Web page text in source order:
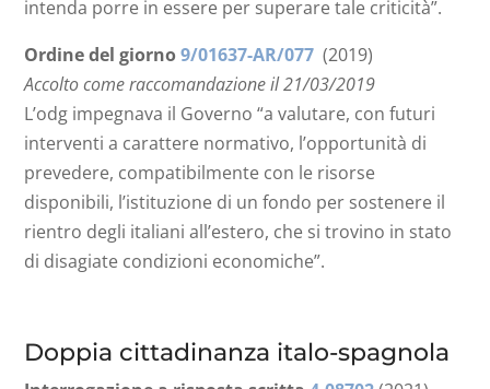
intenda porre in essere per superare tale criticità”.
Ordine del giorno9/01637-AR/077 (2019)
Accolto come raccomandazione il 21/03/2019
L’odg impegnava il Governo “a valutare, con futuri
interventi a carattere normativo, l’opportunità di
prevedere, compatibilmente con le risorse
disponibili, l’istituzione di un fondo per sostenere il
rientro degli italiani all’estero, che si trovino in stato
di disagiate condizioni economiche”.
Doppia cittadinanza italo-spagnola